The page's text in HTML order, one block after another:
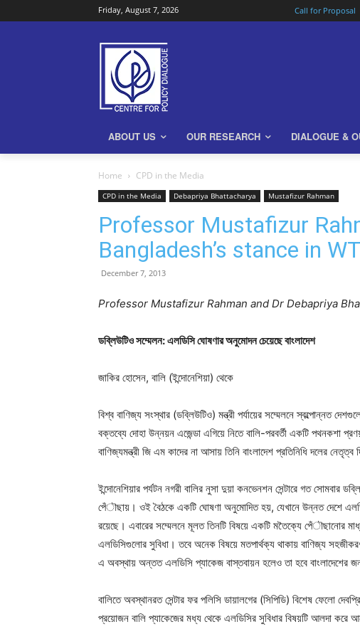
Friday, August 7, 2026 Call for Proposal
ABOUT US OUR RESEARCH DIALOGUE &
Home CPD in the Media
CPD in the Media Debapriya Bhattacharya Mustafizur Rahman
Professor Mustafizur
Bangladesh’s stance in
December 7, 2013
Professor Mustafizur Rahman and Dr Debapriya
ডবি্লউটিও সম্মেলন: এলডিসি ঘোষণার অনুমোদন চেয়েছে বাংলাদেশ
জাকির হোসেন, বালি (ইন্দোনেশিয়া) থেকে
বিশ্ব বাণিজ্য সংস্থার (ডবি্লউটিও) মন্ত্রী পর্যায়ের সম্মেলনে স্বল্পোন্নত
বক্তব্যে দোহা উন্নয়ন এজেন্ডা এগিয়ে নিতে বালি-পরবর্তী একটি পথনকশা
বাণিজ্যমন্ত্রী জি এম কাদের না আসায় তিনি বাংলাদেশ প্রতিনিধি দলের নেতৃত্ব
ইন্দোনেশিয়ার পর্যটন নগরী বালির নুসা দুয়া কনভেনশন সেন্টারে গত সোমবার
পেঁৗছায়। ওই বৈঠকে একটি ঘোষণা অনুমোদিত হয়, যেখানে উন্নত দেশে
রয়েছে। এবারের সম্মেলনে মূলত তিনটি বিষয়ে একটি মতৈক্যে পেঁৗছানোর
এলডিসিগুলোর সুবিধা। তবে অনেক বিষয়ে মতপার্থক্য থাকায় বাণিজ্য
এ অবস্থায় অন্তত এলডিসি প্যাকেজ বাস্তবায়ন হলেও তা হবে বাংলাদেশের
বালিতে অবস্থানরত সেন্টার ফর পলিসি ডায়ালগের (সিপিডি) বিশেষ ফেলো
প্রয়োজন বালি প্যাকেজের মধ্য থেকে এলডিসির সুবিধার বিষয়টি আলদা